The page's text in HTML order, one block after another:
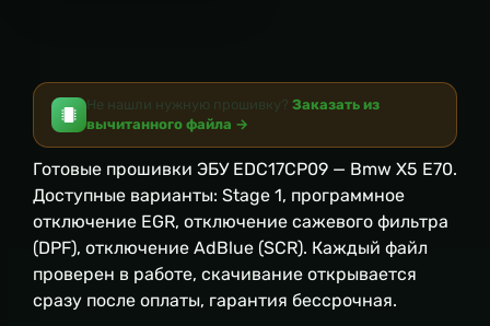
Не нашли нужную прошивку? Заказать из
вычитанного файла →
Готовые прошивки ЭБУ EDC17CP09 — Bmw X5 E70.
Доступные варианты: Stage 1, программное
отключение EGR, отключение сажевого фильтра
(DPF), отключение AdBlue (SCR). Каждый файл
проверен в работе, скачивание открывается
сразу после оплаты, гарантия бессрочная.